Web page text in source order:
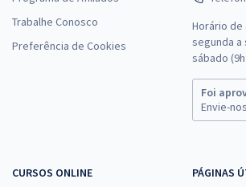
Trabalhe Conosco
Preferência de Cookies
Horário
segunda a
sábado
Foi
Envie-
CURSOS ONLINE
PÁGINAS